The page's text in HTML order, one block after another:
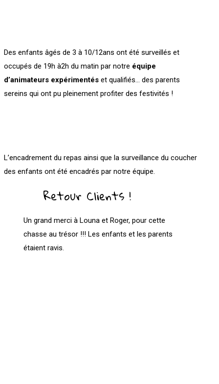
Des enfants âgés de 3 à 10/12ans ont été surveillés et
occupés de 19h à2h du matin par notre équipe
d’animateurs expérimentés et qualifiés… des parents
sereins qui ont pu pleinement profiter des festivités !
L’encadrement du repas ainsi que la surveillance du coucher
des enfants ont été encadrés par notre équipe.
Retour Clients !
Un grand merci à Louna et Roger, pour cette
chasse au trésor !!! Les enfants et les parents
étaient ravis.